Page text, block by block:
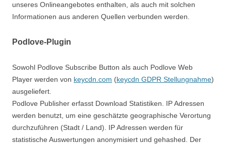
unseres Onlineangebotes enthalten, als auch mit solchen
Informationen aus anderen Quellen verbunden werden.
Podlove-Plugin
Sowohl Podlove Subscribe Button als auch Podlove Web
Player werden von keycdn.com (keycdn GDPR Stellungnahme)
ausgeliefert.
Podlove Publisher erfasst Download Statistiken. IP Adressen
werden benutzt, um eine geschätzte geographische Verortung
durchzuführen (Stadt / Land). IP Adressen werden für
statistische Auswertungen anonymisiert und gehashed. Der